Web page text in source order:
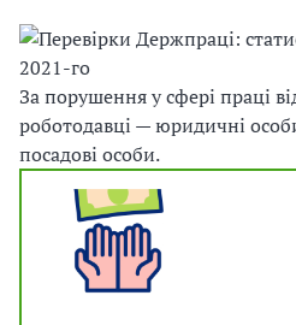
За порушення у сфері праці
роботодавці — юридичні
посадові особи.